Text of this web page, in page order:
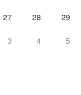
27 28 29
3 4 5